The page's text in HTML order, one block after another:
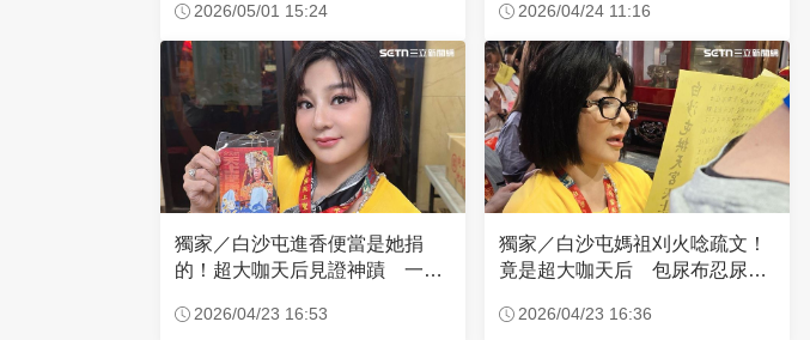
2026/05/01 15:24 2026/04/24 11:16
獨家／白沙屯進香便當是她捐
的！超大咖天后見證神蹟 一靠
2026/04/23 16:53
獨家／白沙屯媽祖刈火唸疏文！
竟是超大咖天后 包尿布忍尿5
2026/04/23 16:36